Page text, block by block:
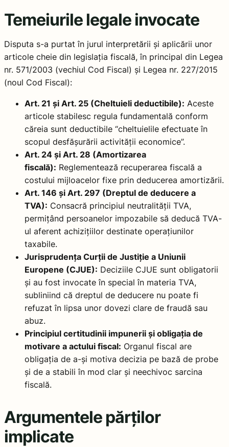
Temeiurile legale invocate
Disputa s-a purtat în jurul interpretării și aplicării unor
articole cheie din legislația fiscală, în principal din Legea
nr. 571/2003 (vechiul Cod Fiscal) și Legea nr. 227/2015
(noul Cod Fiscal):
Art. 21 și Art. 25 (Cheltuieli deductibile): Aceste
articole stabilesc regula fundamentală conform
căreia sunt deductibile “cheltuielile efectuate în
scopul desfășurării activității economice”.
Art. 24 și Art. 28 (Amortizarea
fiscală): Reglementează recuperarea fiscală a
costului mijloacelor fixe prin deducerea amortizării.
Art. 146 și Art. 297 (Dreptul de deducere a
TVA): Consacră principiul neutralității TVA,
permițând persoanelor impozabile să deducă TVA-
ul aferent achizițiilor destinate operațiunilor
taxabile.
Jurisprudența Curții de Justiție a Uniunii
Europene (CJUE): Deciziile CJUE sunt obligatorii
și au fost invocate în special în materia TVA,
subliniind că dreptul de deducere nu poate fi
refuzat în lipsa unor dovezi clare de fraudă sau
abuz.
Principiul certitudinii impunerii și obligația de
motivare a actului fiscal: Organul fiscal are
obligația de a-și motiva decizia pe bază de probe
și de a stabili în mod clar și neechivoc sarcina
fiscală.
Argumentele părților
implicate